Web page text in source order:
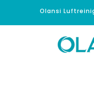
Olansi